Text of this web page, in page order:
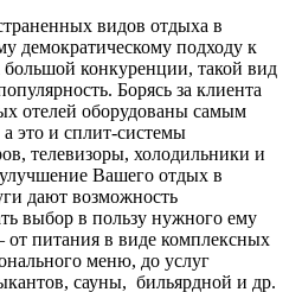
видов отдыха в
демократическому подходу к
конкуренции, такой вид
Борясь за клиента
отелей оборудованы самым
это и сплит-системы
телевизоры, холодильники и
Вашего отдых в
дают возможность
выбор в пользу нужного ему
от питания в виде комплексных
меню, до услуг
сауны, бильярдной и др.